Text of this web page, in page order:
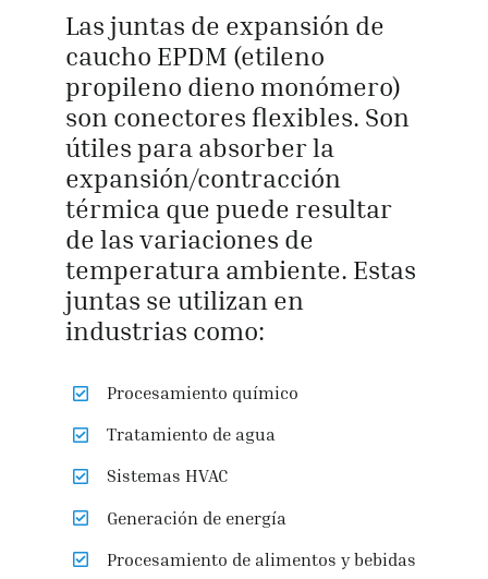
Las juntas de expansión de
caucho EPDM (etileno
propileno dieno monómero)
son conectores flexibles. Son
útiles para absorber la
expansión/contracción
térmica que puede resultar
de las variaciones de
temperatura ambiente. Estas
juntas se utilizan en
industrias como:
Procesamiento químico
Tratamiento de agua
Sistemas HVAC
Generación de energía
Procesamiento de alimentos y bebidas